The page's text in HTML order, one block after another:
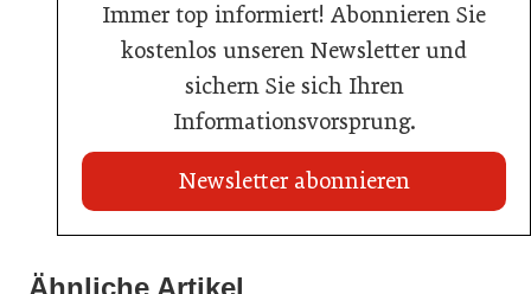
Immer top informiert! Abonnieren Sie
kostenlos unseren Newsletter und
sichern Sie sich Ihren
Informationsvorsprung.
Newsletter abonnieren
Ähnliche Artikel
Travel Start-up Night 2026: Beste Tourismus-Idee